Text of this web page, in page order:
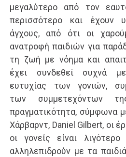
μεγαλύτερο από τον
περισσότερο και έχουν
άγχους, από ότι οι
ανατροφή παιδιών για
τη ζωή με νόημα και
έχει συνδεθεί συχνά
ευτυχίας των γονιών,
των συμμετεχόντων
πραγματικότητα, σύμφωνα
Χάρβαρντ, Daniel Gilbert, οι
οι γονείς είναι λιγότερο
αλληλεπιδρούν με τα